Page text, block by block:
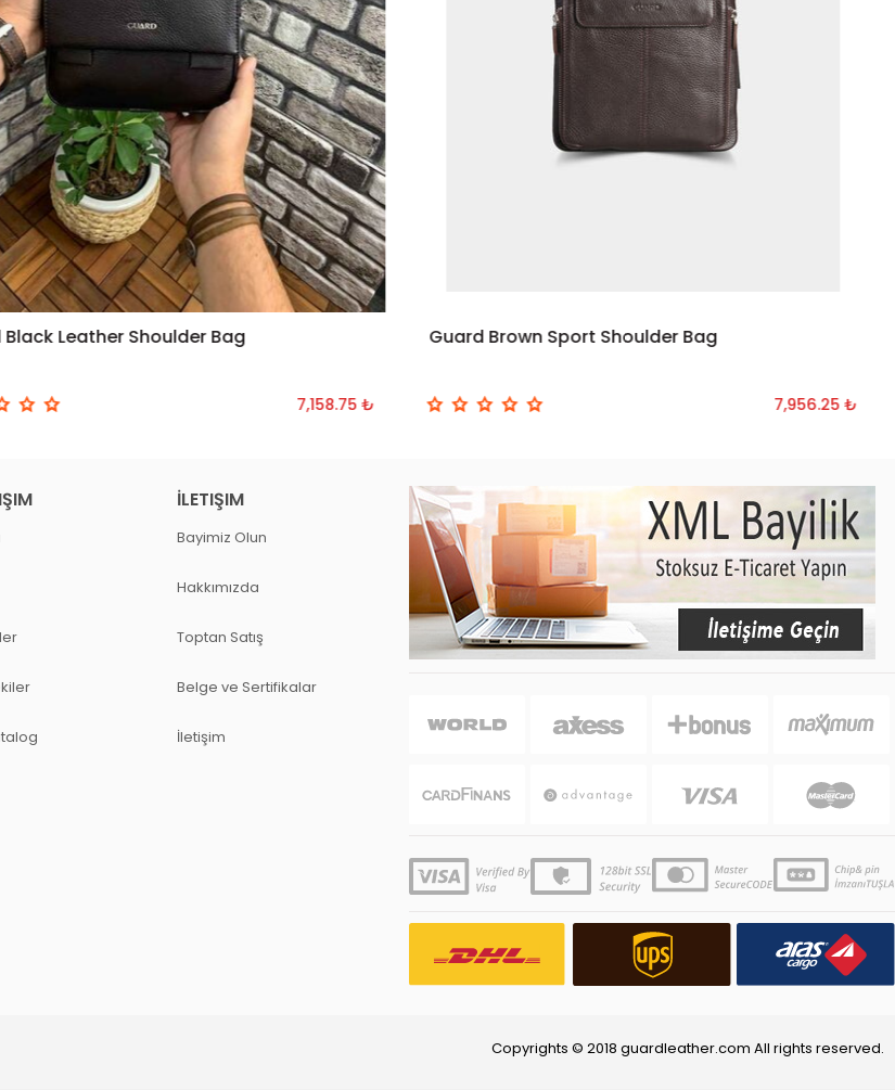
ADD TO CART
Black Leather Shoulder Bag
7,158.75 ₺
ADD TO CART
Guard Brown Sport Shoulder Bag
7,956.25 ₺
İLETIŞIM
Bayimiz Olun
Hakkımızda
Toptan Satış
Belge ve Sertifikalar
İletişim
Copyrights © 2018 guardleather.com All rights reserved.